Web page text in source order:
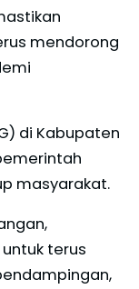
mendorong
di Kabupaten
masyarakat.
terus